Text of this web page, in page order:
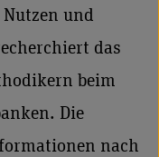
und
das
beim
Die
nach